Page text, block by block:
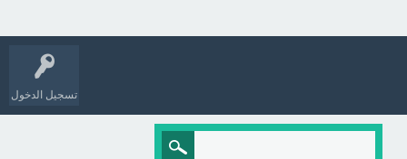
تسجيل الدخول